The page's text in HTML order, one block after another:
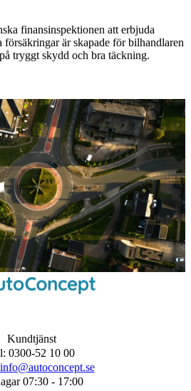
finansinspektionen att erbjuda
är skapade för bilhandlaren
tryggt skydd och bra täckning.
Kundtjänst
0300-52 10 00
info@autoconcept.se
07:30 - 17:00